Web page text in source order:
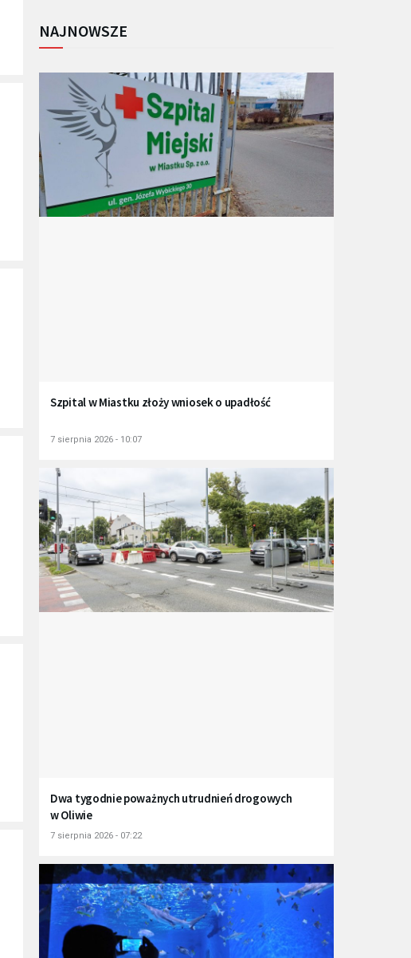
NAJNOWSZE
Szpital w Miastku złoży wniosek o upadłość
7 sierpnia 2026 - 10:07
Dwa tygodnie poważnych utrudnień drogowych
w Oliwie
7 sierpnia 2026 - 07:22